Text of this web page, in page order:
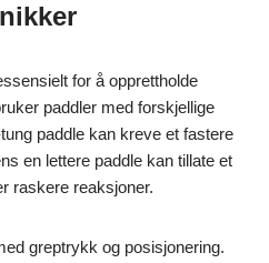
for å opprettholde
paddler med forskjellige
paddle kan kreve et fastere
en lettere paddle kan tillate et
raskere reaksjoner.
greptrykk og posisjonering.